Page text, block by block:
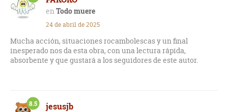
Todo muere
24 de abril de 2025
Mucha acción, situaciones rocambolescas y un final
inesperado nos da esta obra, con una lectura rápida,
absorbente y que gustará a los seguidores de este autor.
jesusjb
8.5